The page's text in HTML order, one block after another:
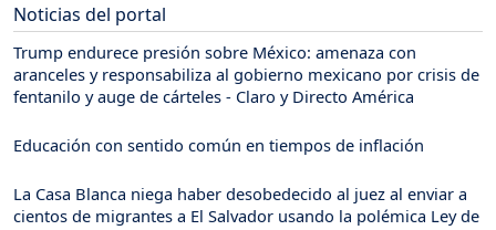
Noticias del portal
Trump endurece presión sobre México: amenaza con
aranceles y responsabiliza al gobierno mexicano por crisis de
fentanilo y auge de cárteles - Claro y Directo América
Educación con sentido común en tiempos de inflación
La Casa Blanca niega haber desobedecido al juez al enviar a
cientos de migrantes a El Salvador usando la polémica Ley de